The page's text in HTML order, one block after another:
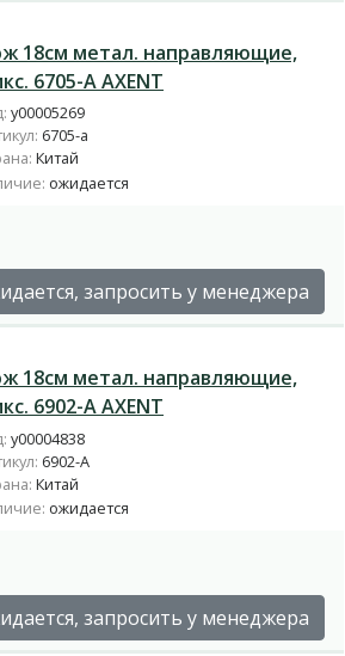
18см метал. направляющие,
6705-А AXENT
у00005269
6705-a
Китай
ожидается
запросить у менеджера
18см метал. направляющие,
6902-А AXENT
у00004838
6902-А
Китай
ожидается
запросить у менеджера